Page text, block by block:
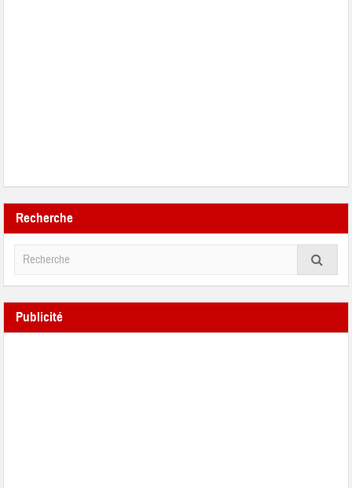
Recherche
Publicité